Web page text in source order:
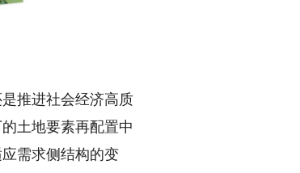
推进社会经济高质
土地要素再配置中
需求侧结构的变